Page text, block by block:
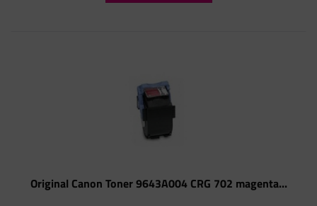
Original Canon Toner 9643A004 CRG 702 magenta...